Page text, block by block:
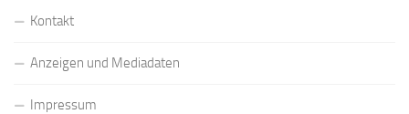
Kontakt
Anzeigen und Mediadaten
Impressum